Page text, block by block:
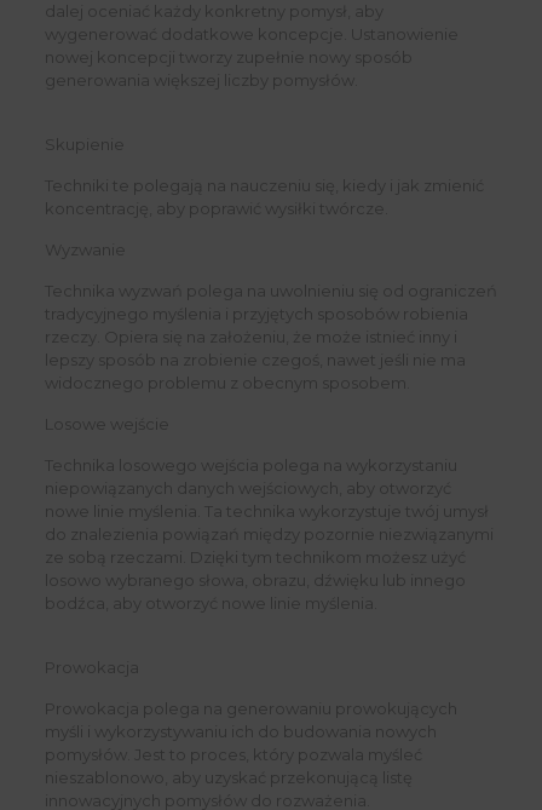
dalej oceniać każdy konkretny pomysł, aby
wygenerować dodatkowe koncepcje. Ustanowienie
nowej koncepcji tworzy zupełnie nowy sposób
generowania większej liczby pomysłów.
Skupienie
Techniki te polegają na nauczeniu się, kiedy i jak zmienić
koncentrację, aby poprawić wysiłki twórcze.
Wyzwanie
Technika wyzwań polega na uwolnieniu się od ograniczeń
tradycyjnego myślenia i przyjętych sposobów robienia
rzeczy. Opiera się na założeniu, że może istnieć inny i
lepszy sposób na zrobienie czegoś, nawet jeśli nie ma
widocznego problemu z obecnym sposobem.
Losowe wejście
Technika losowego wejścia polega na wykorzystaniu
niepowiązanych danych wejściowych, aby otworzyć
nowe linie myślenia. Ta technika wykorzystuje twój umysł
do znalezienia powiązań między pozornie niezwiązanymi
ze sobą rzeczami. Dzięki tym technikom możesz użyć
losowo wybranego słowa, obrazu, dźwięku lub innego
bodźca, aby otworzyć nowe linie myślenia.
Prowokacja
Prowokacja polega na generowaniu prowokujących
myśli i wykorzystywaniu ich do budowania nowych
pomysłów. Jest to proces, który pozwala myśleć
nieszablonowo, aby uzyskać przekonującą listę
innowacyjnych pomysłów do rozważenia.